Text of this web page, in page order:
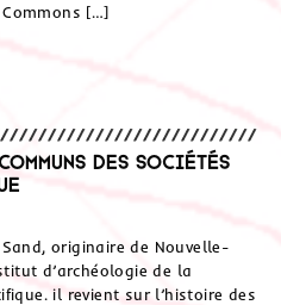
[…]
des sociétés
originaire de Nouvelle-
d’archéologie de la
il revient sur l’histoire des